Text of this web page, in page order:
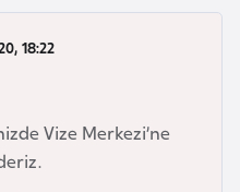
18:22
Vize Merkezi’ne